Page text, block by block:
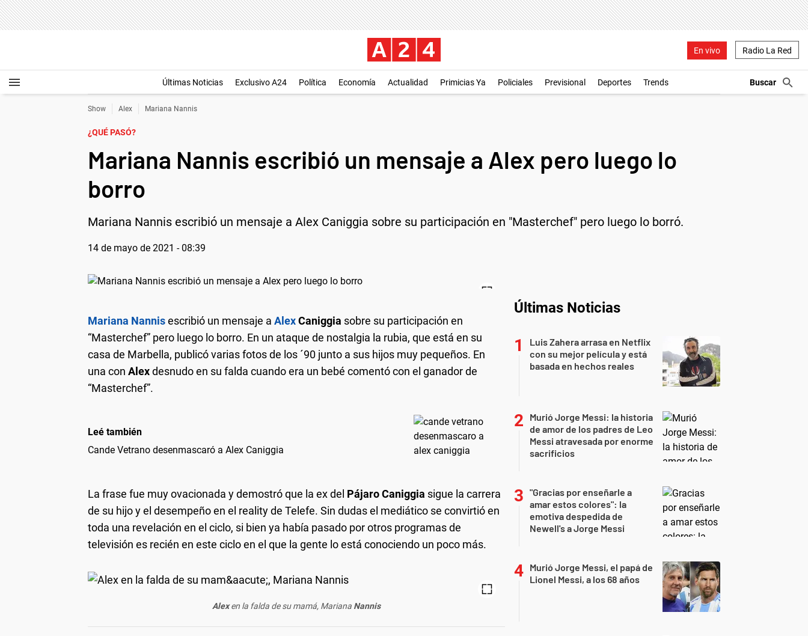
En vivo Radio La Red
Últimas Noticias Exclusivo A24 Política Economía Actualidad Primicias Ya Policiales Previsional Deportes Trends
Show Alex Mariana Nannis
¿QUÉ PASÓ?
Mariana Nannis escribió un mensaje a Alex pero luego lo
borro
Mariana Nannis escribió un mensaje a Alex Caniggia sobre su participación en "Masterchef" pero luego lo borró.
14 de mayo de 2021 - 08:39
Mariana Nannisescribió un mensaje a AlexCaniggia sobre su participación en
“Masterchef” pero luego lo borro. En un ataque de nostalgia la rubia, que está en su
casa de Marbella, publicó varias fotos de los ´90 junto a sus hijos muy pequeños. En
una con Alexdesnudo en su falda cuando era un bebé comentó con el ganador de
“Masterchef”.
Leé también
Cande Vetrano desenmascaró a Alex Caniggia
La frase fue muy ovacionada y demostró que la ex del Pájaro Caniggia sigue la carrera
de su hijo y el desempeño en el reality de Telefe. Sin dudas el mediático se convirtió en
toda una revelación en el ciclo, si bien ya había pasado por otros programas de
televisión es recién en este ciclo en el que la gente lo está conociendo un poco más.
Alexen la falda de su mamá, Mariana Nannis
Últimas Noticias
Luis Zahera arrasa en Netflix
con su mejor película y está
basada en hechos reales
Murió Jorge Messi: la historia
de amor de los padres de Leo
Messi atravesada por enorme
sacrificios
"Gracias por enseñarle a
amar estos colores": la
emotiva despedida de
Newell's a Jorge Messi
Murió Jorge Messi, el papá de
Lionel Messi, a los 68 años